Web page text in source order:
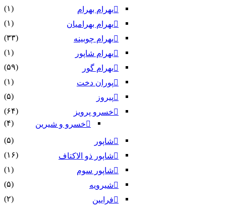
بهرام بهرام
(۱)
بهرام بهرامیان‏
(۱)
بهرام چوبینه
(۳۳)
بهرام شاپور
(۱)
بهرام گور
(۵۹)
پوران دخت
(۱)
پیروز
(۵)
خسرو پرویز
(۶۴)
خسرو و شیرین
(۴)
شاپور
(۵)
شاپور ذو الاکتاف
(۱۶)
شاپور سوم‏
(۱)
شیرویه
(۵)
فرایین
(۲)